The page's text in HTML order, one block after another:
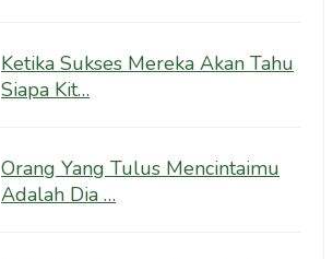
Ketika Sukses Mereka Akan Tahu
Siapa Kit…
Orang Yang Tulus Mencintaimu
Adalah Dia …